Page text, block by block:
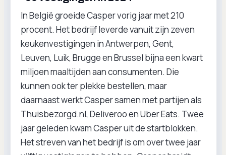
In België groeide Casper vorig jaar met 210
procent. Het bedrijf leverde vanuit zijn zeven
keukenvestigingen in Antwerpen, Gent,
Leuven, Luik, Brugge en Brussel bijna een kwart
miljoen maaltijden aan consumenten. Die
kunnen ook ter plekke bestellen, maar
daarnaast werkt Casper samen met partijen als
Thuisbezorgd.nl, Deliveroo en Uber Eats. Twee
jaar geleden kwam Casper uit de startblokken.
Het streven van het bedrijf is om over twee jaar